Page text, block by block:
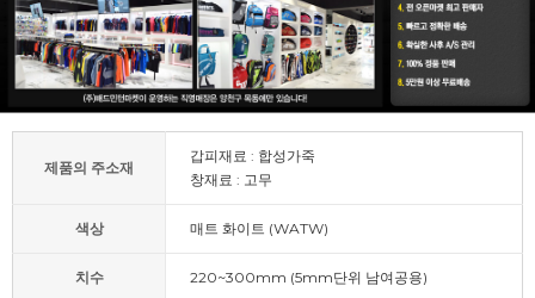
제품의 주소재
갑피재료 : 합성가죽
창재료 : 고무
색상 매트 화이트 (WATW)
치수 220~300mm (5mm단위 남여공용)